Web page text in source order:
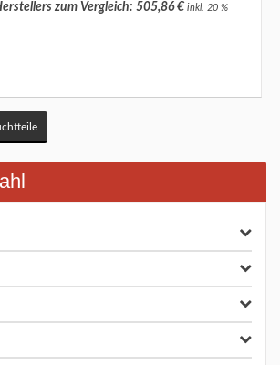
zum Vergleich: 505,86 € inkl. 20 %